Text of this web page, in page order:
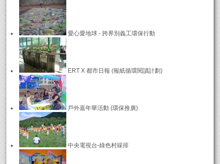
愛心愛地球 - 跨界別義工環保行動
ERT X 都市日報 (報紙循環閱讀計劃)
戶外嘉年華活動 (環保推廣)
中央電視台-綠色村綵排